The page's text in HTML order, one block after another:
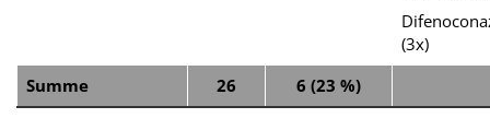
(3x)
Summe
26 6 (23 %)